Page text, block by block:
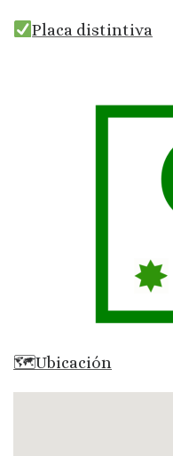
Placa distintiva
🗺Ubicación